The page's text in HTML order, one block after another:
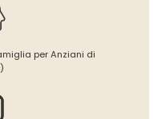
per Anziani di